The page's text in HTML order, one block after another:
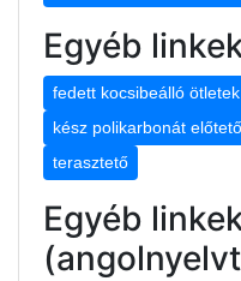
Egyéb
fedett kocsibeálló ötletek
kész polikarbonát
terasztető
Egyéb